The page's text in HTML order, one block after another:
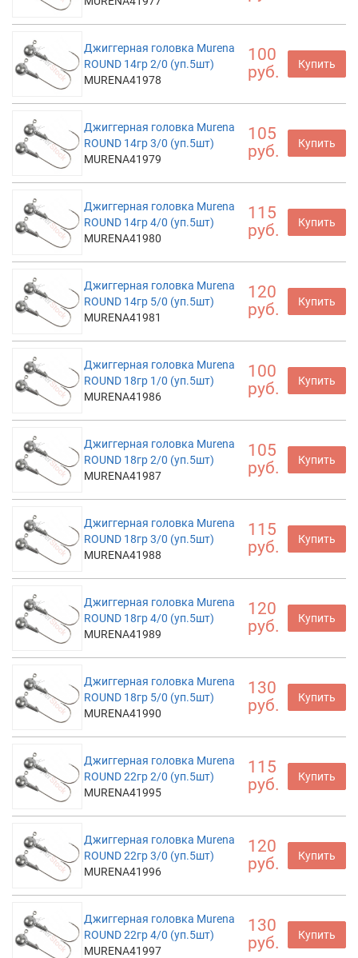
Джиггерная головка Murena
ROUND 14гр 2/0 (уп.5шт)
MURENA41978
100
руб.
Купить
Джиггерная головка Murena
ROUND 14гр 3/0 (уп.5шт)
MURENA41979
105
руб.
Купить
Джиггерная головка Murena
ROUND 14гр 4/0 (уп.5шт)
MURENA41980
115
руб.
Купить
Джиггерная головка Murena
ROUND 14гр 5/0 (уп.5шт)
MURENA41981
120
руб.
Купить
Джиггерная головка Murena
ROUND 18гр 1/0 (уп.5шт)
MURENA41986
100
руб.
Купить
Джиггерная головка Murena
ROUND 18гр 2/0 (уп.5шт)
MURENA41987
105
руб.
Купить
Джиггерная головка Murena
ROUND 18гр 3/0 (уп.5шт)
MURENA41988
115
руб.
Купить
Джиггерная головка Murena
ROUND 18гр 4/0 (уп.5шт)
MURENA41989
120
руб.
Купить
Джиггерная головка Murena
ROUND 18гр 5/0 (уп.5шт)
MURENA41990
130
руб.
Купить
Джиггерная головка Murena
ROUND 22гр 2/0 (уп.5шт)
MURENA41995
115
руб.
Купить
Джиггерная головка Murena
ROUND 22гр 3/0 (уп.5шт)
MURENA41996
120
руб.
Купить
Джиггерная головка Murena
ROUND 22гр 4/0 (уп.5шт)
MURENA41997
130
руб.
Купить